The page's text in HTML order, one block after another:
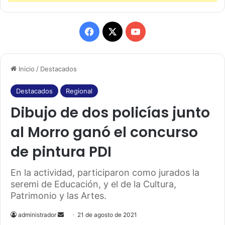
Inicio / Destacados
Destacados Regional
Dibujo de dos policías junto
al Morro ganó el concurso
de pintura PDI
En la actividad, participaron como jurados la
seremi de Educación, y el de la Cultura,
Patrimonio y las Artes.
administrador 21 de agosto de 2021
F
a
e
b
o
o
k
X
Y
o
u
b